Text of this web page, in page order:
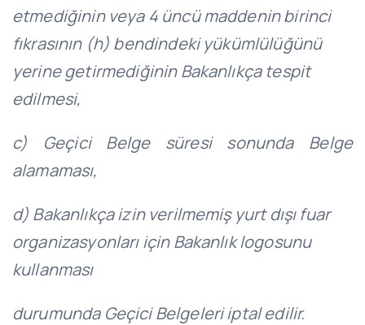
etmediğinin veya 4 üncü maddenin birinci
fıkrasının (h) bendindeki yükümlülüğünü
yerine getirmediğinin Bakanlıkça tespit
edilmesi,
c) Geçici Belge süresi sonunda Belge
alamaması,
d) Bakanlıkça izin verilmemiş yurt dışı fuar
organizasyonları için Bakanlık logosunu
kullanması
durumunda Geçici Belgeleri iptal edilir.